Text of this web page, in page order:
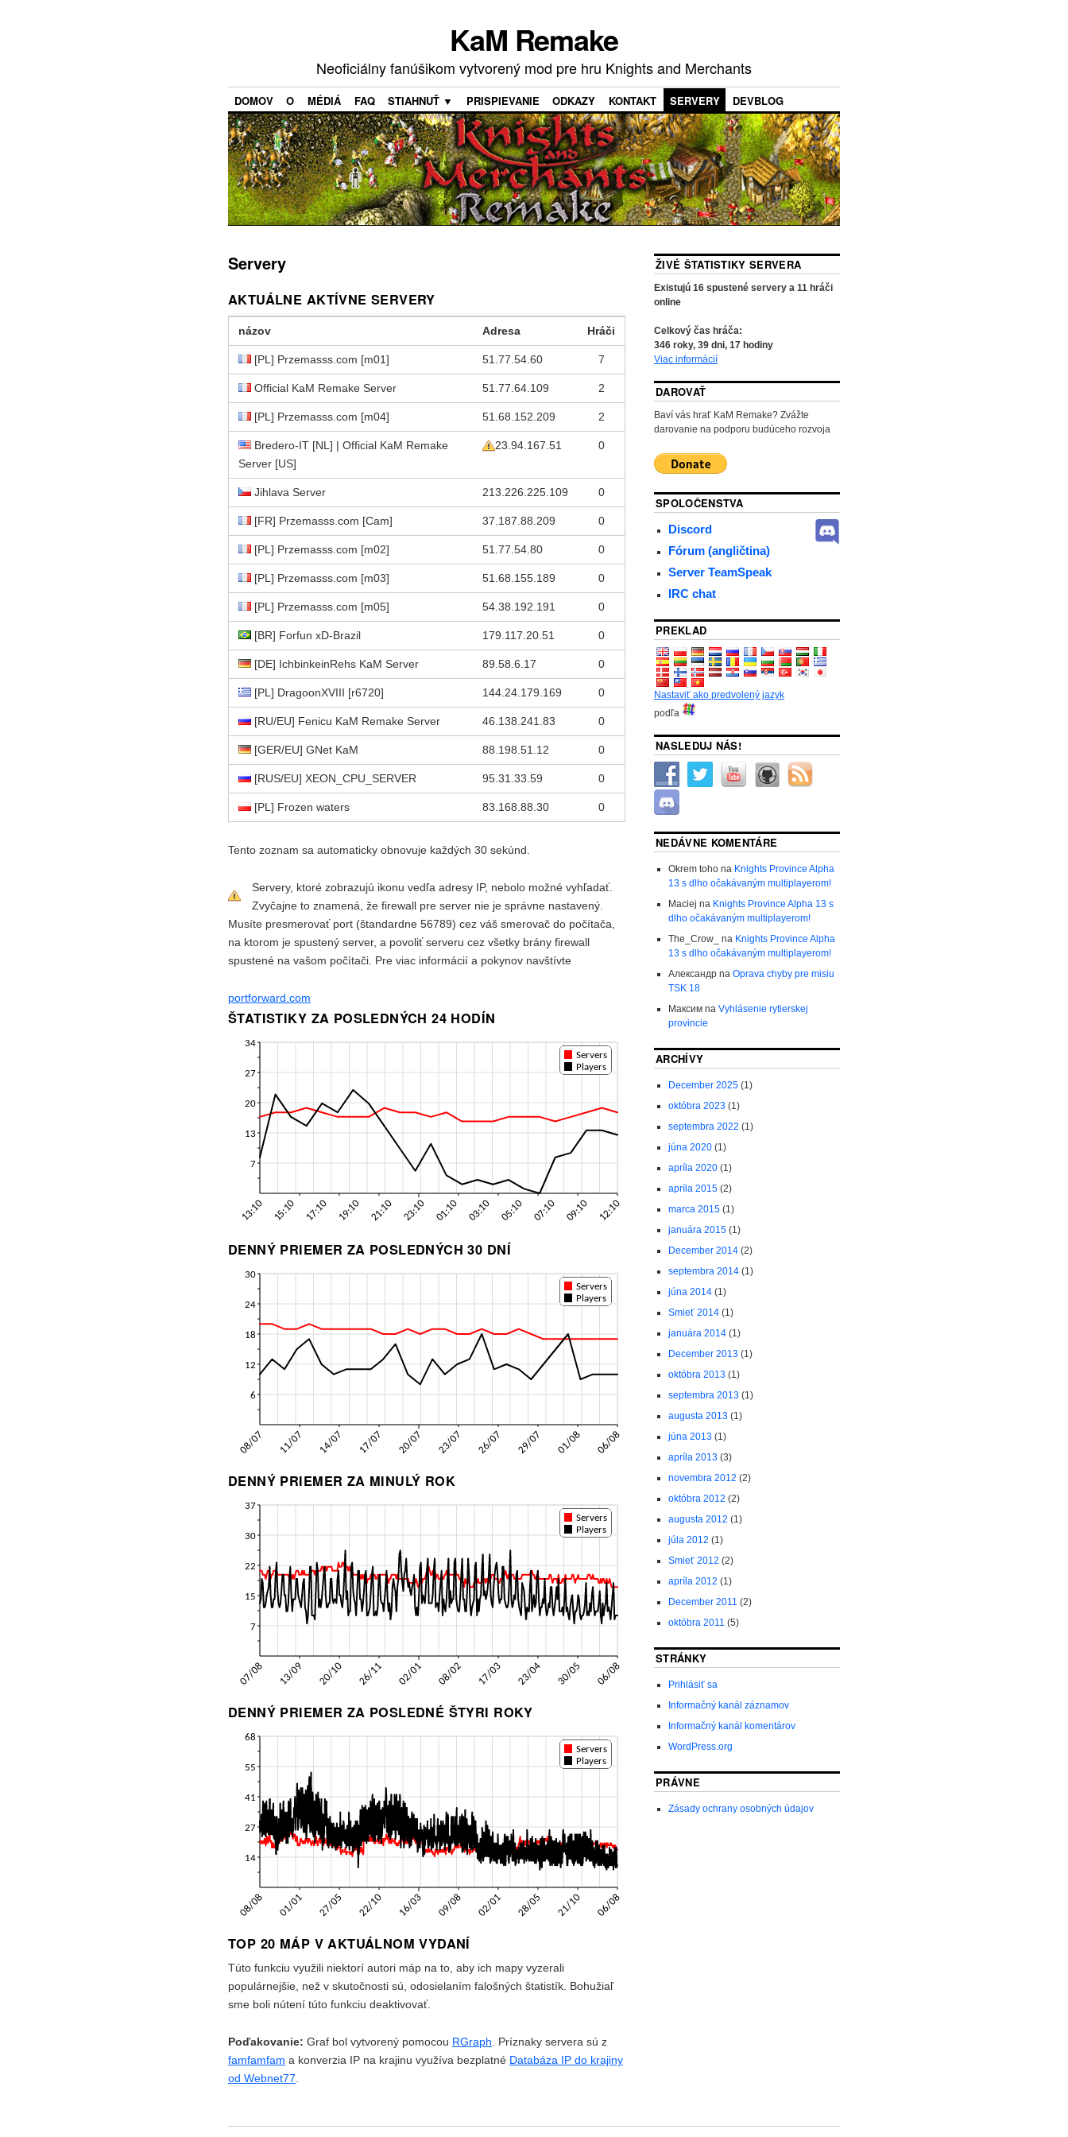
KaM Remake
Neoficiálny fanúšikom vytvorený mod pre hru Knights and Merchants
DOMOV O MÉDIÁ FAQ STIAHNUŤ ▼ PRISPIEVANIE ODKAZY KONTAKT SERVERY DEVBLOG
Servery
AKTUÁLNE AKTÍVNE SERVERY
názov Adresa Hráči
[PL] Przemasss.com [m01] 51.77.54.60 7
Official KaM Remake Server 51.77.64.109 2
[PL] Przemasss.com [m04] 51.68.152.209 2
Bredero-IT [NL] | Official KaM Remake
Server [US]
23.94.167.51 0
Jihlava Server 213.226.225.109 0
[FR] Przemasss.com [Cam] 37.187.88.209 0
[PL] Przemasss.com [m02] 51.77.54.80 0
[PL] Przemasss.com [m03] 51.68.155.189 0
[PL] Przemasss.com [m05] 54.38.192.191 0
[BR] Forfun xD-Brazil 179.117.20.51 0
[DE] IchbinkeinRehs KaM Server 89.58.6.17 0
[PL] DragoonXVIII [r6720] 144.24.179.169 0
[RU/EU] Fenicu KaM Remake Server 46.138.241.83 0
[GER/EU] GNet KaM 88.198.51.12 0
[RUS/EU] XEON_CPU_SERVER 95.31.33.59 0
[PL] Frozen waters 83.168.88.30 0
Tento zoznam sa automaticky obnovuje každých 30 sekúnd.
Servery, ktoré zobrazujú ikonu vedľa adresy IP, nebolo možné vyhľadať.
Zvyčajne to znamená, že firewall pre server nie je správne nastavený.
Musíte presmerovať port (štandardne 56789) cez váš smerovač do počítača,
na ktorom je spustený server, a povoliť serveru cez všetky brány firewall
spustené na vašom počítači. Pre viac informácií a pokynov navštívte
portforward.com
ŠTATISTIKY ZA POSLEDNÝCH 24 HODÍN
DENNÝ PRIEMER ZA POSLEDNÝCH 30 DNÍ
DENNÝ PRIEMER ZA MINULÝ ROK
DENNÝ PRIEMER ZA POSLEDNÉ ŠTYRI ROKY
TOP 20 MÁP V AKTUÁLNOM VYDANÍ
Túto funkciu využili niektorí autori máp na to, aby ich mapy vyzerali
populárnejšie, než v skutočnosti sú, odosielaním falošných štatistík. Bohužiaľ
sme boli nútení túto funkciu deaktivovať.
Poďakovanie: Graf bol vytvorený pomocou RGraph. Príznaky servera sú z
famfamfam a konverzia IP na krajinu využíva bezplatné Databáza IP do krajiny
od Webnet77.
ŽIVÉ ŠTATISTIKY SERVERA
Existujú 16spustené servery a 11hráči
online
Celkový čas hráča:
346roky, 39dni, 17hodiny
Viac informácií
DAROVAŤ
Baví vás hrať KaM Remake? Zvážte
darovanie na podporu budúceho rozvoja
SPOLOČENSTVA
Discord
Fórum (angličtina)
Server TeamSpeak
IRC chat
PREKLAD
Nastaviť ako predvolený jazyk
podľa
NASLEDUJ NÁS!
NEDÁVNE KOMENTÁRE
Okrem tohona Knights Province Alpha
13 s dlho očakávaným multiplayerom!
Maciej na Knights Province Alpha 13 s
dlho očakávaným multiplayerom!
The_Crow_
na Knights Province Alpha
13 s dlho očakávaným multiplayerom!
Александрna Oprava chyby pre misiu
TSK 18
Максимna Vyhlásenie rytierskej
provincie
ARCHÍVY
December 2025(1)
októbra 2023(1)
septembra 2022 (1)
júna 2020(1)
apríla 2020(1)
apríla 2015(2)
marca 2015(1)
januára 2015(1)
December 2014(2)
septembra 2014(1)
júna 2014(1)
Smieť 2014(1)
januára 2014(1)
December 2013(1)
októbra 2013(1)
septembra 2013(1)
augusta 2013(1)
júna 2013(1)
apríla 2013(3)
novembra 2012 (2)
októbra 2012 (2)
augusta 2012 (1)
júla 2012 (1)
Smieť 2012 (2)
apríla 2012 (1)
December 2011 (2)
októbra 2011 (5)
STRÁNKY
Prihlásiť sa
Informačný kanál záznamov
Informačný kanál komentárov
WordPress.org
PRÁVNE
Zásady ochrany osobných údajov